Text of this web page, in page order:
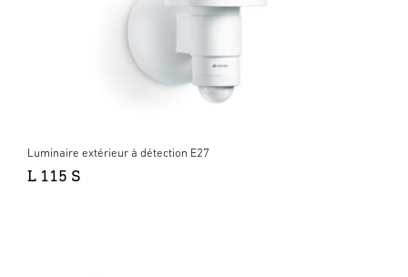
Luminaire extérieur à détection E27
L 115 S